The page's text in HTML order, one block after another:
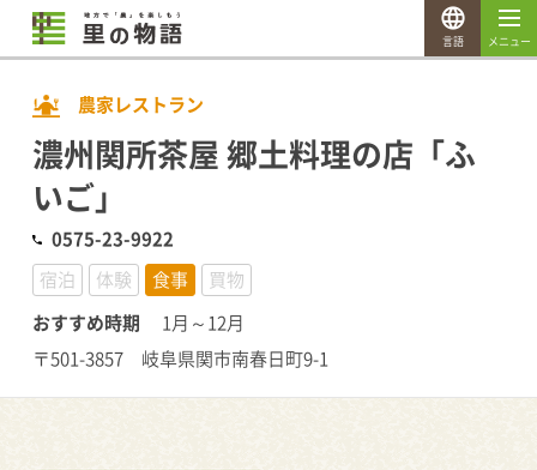
農家レストラン
濃州関所茶屋 郷土料理の店「ふ
いご」
0575-23-9922
宿泊
体験 食事
買物
おすすめ時期
1月～12月
〒501-3857 岐阜県関市南春日町9-1
メニュー
言語